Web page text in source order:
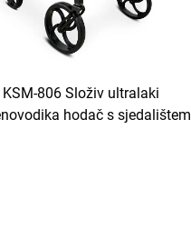
KSM-806 Složiv ultralaki
hodač s sjedalištem